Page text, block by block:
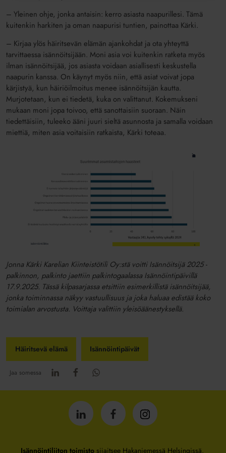
– Yleinen ohje, jonka antaisin: kerro asiasta naapurillesi. Tämä
kuitenkin harkiten ja oman naapurisi tuntien, painottaa Kärki.
– Kirjaa ylös häiritsevän elämän ajankohdat ja ota yhteyttä
tarvittaessa isännöitsijään. Moni asia voi kuitenkin ratketa myös
ilman isännöitsijää, jos asiasta voidaan asiallisesti keskustella
naapurin kanssa. On käynyt myös niin, että asiat voivat jopa
kärjistyä, kun häiriöilmoitus menee isännöitsijän kautta.
Murjotetaan, kun ei tiedetä, kuka on valittanut. Kokemukseni
mukaan moni jopa toivoo, että sanottaisiin suoraan. Näin
tiedettäisiin, tuleeko ääni juuri sieltä asunnosta ja samalla voidaan
miettiä, miten asia voitaisiin ratkaista, Kärki toteaa.
Jonna Kärki Karelian Kiinteistötili Oy:stä voitti Isännöitsijä 2025 -
palkinnon, palkinto jaettiin palkintogaalassa Isännöintipäivillä
17.9.2025. Tässä kilpasarjassa etsittiin esimerkillistä isännöitsijää,
jonka toiminnassa näkyy vastuullisuus ja joka haluaa edistää koko
toimialan arvostusta. Voittaja valittiin yleisöäänestyksellä.
Häiritsevä elämä Isännöintipäivät
Jaa somessa
IsännöintiliittoIsännöintiliittoIsännöintiliitto
Isännöintiliiton toimistosijaitsee Hakaniemessä Helsingissä.